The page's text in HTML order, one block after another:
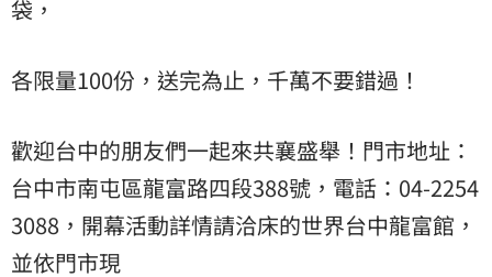
袋，
各限量100份，送完為止，千萬不要錯過！
歡迎台中的朋友們一起來共襄盛舉！門市地址：
台中市南屯區龍富路四段388號，電話：04-2254
3088，開幕活動詳情請洽床的世界台中龍富館，
並依門市現